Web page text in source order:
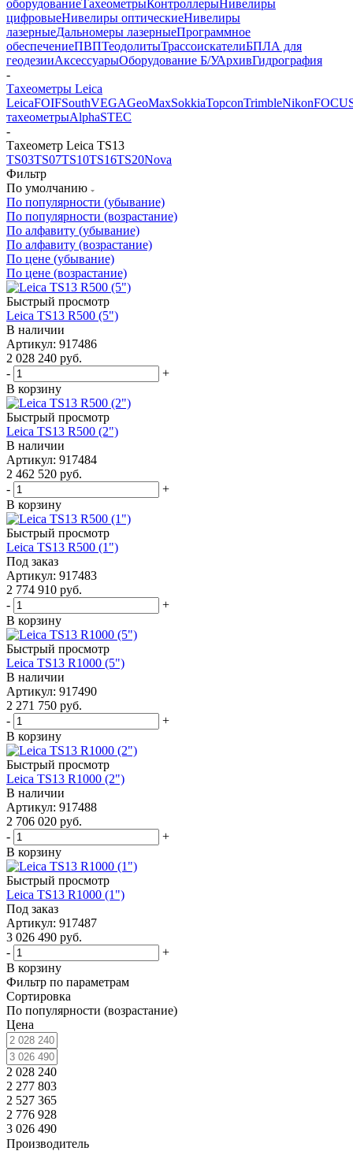
оборудованиеТахеометрыКонтроллерыНивелиры
цифровыеНивелиры оптическиеНивелиры
лазерныеДальномеры лазерныеПрограммное
обеспечениеПВПТеодолитыТрассоискателиБПЛА для
геодезииАксессуарыОборудование Б/УАрхивГидрография
-
Тахеометры Leica
LeicaFOIFSouthVEGAGeoMaxSokkiaTopconTrimbleNikon
тахеометрыAlphaSTEC
-
Тахеометр Leica TS13
TS03TS07TS10TS16TS20Nova
Фильтр
По умолчанию
По популярности (убывание)
По популярности (возрастание)
По алфавиту (убывание)
По алфавиту (возрастание)
По цене (убывание)
По цене (возрастание)
Быстрый просмотр
Leica TS13 R500 (5")
В наличии
Артикул: 917486
2 028 240 руб.
-
+
В корзину
Быстрый просмотр
Leica TS13 R500 (2")
В наличии
Артикул: 917484
2 462 520 руб.
-
+
В корзину
Быстрый просмотр
Leica TS13 R500 (1")
Под заказ
Артикул: 917483
2 774 910 руб.
-
+
В корзину
Быстрый просмотр
Leica TS13 R1000 (5")
В наличии
Артикул: 917490
2 271 750 руб.
-
+
В корзину
Быстрый просмотр
Leica TS13 R1000 (2")
В наличии
Артикул: 917488
2 706 020 руб.
-
+
В корзину
Быстрый просмотр
Leica TS13 R1000 (1")
Под заказ
Артикул: 917487
3 026 490 руб.
-
+
В корзину
Фильтр по параметрам
Сортировка
По популярности (возрастание)
Цена
2 028 240
2 277 803
2 527 365
2 776 928
3 026 490
Производитель